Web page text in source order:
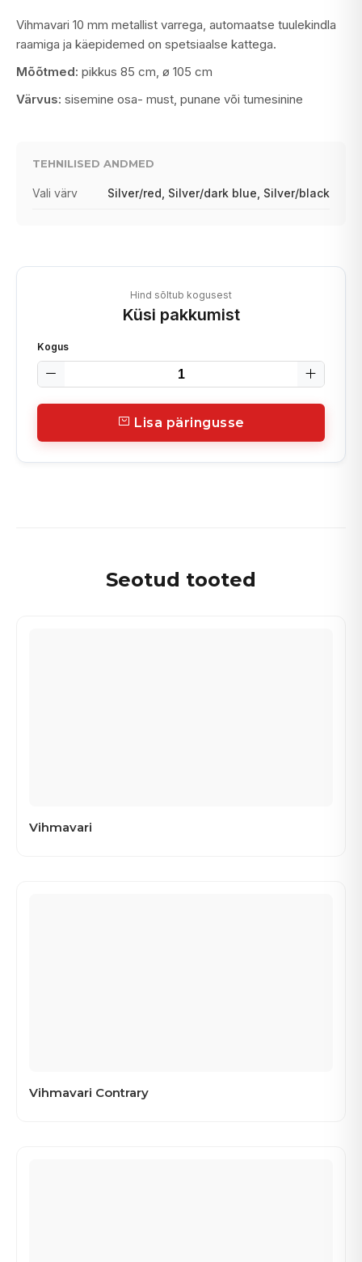
Vihmavari 10 mm metallist varrega, automaatse tuulekindla
raamiga ja käepidemed on spetsiaalse kattega.
Mõõtmed: pikkus 85 cm, ø 105 cm
Värvus: sisemine osa- must, punane või tumesinine
TEHNILISED ANDMED
Vali värv Silver/red, Silver/dark blue, Silver/black
Hind sõltub kogusest
Küsi pakkumist
Kogus
Lisa päringusse
Seotud tooted
Vihmavari
Vihmavari Contrary